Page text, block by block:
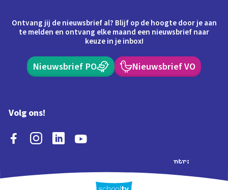
Ontvang jij de nieuwsbrief al? Blijf op de hoogte door je aan
te melden en ontvang elke maand een nieuwsbrief naar
keuze in je inbox!
Nieuwsbrief PO Nieuwsbrief VO
Volg ons!